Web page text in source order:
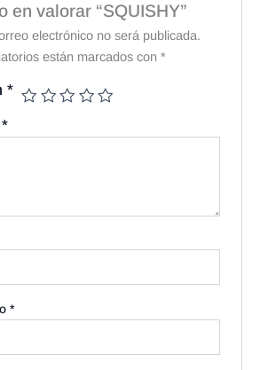
en valorar “SQUISHY”
electrónico no será publicada.
están marcados con*
*
*
*